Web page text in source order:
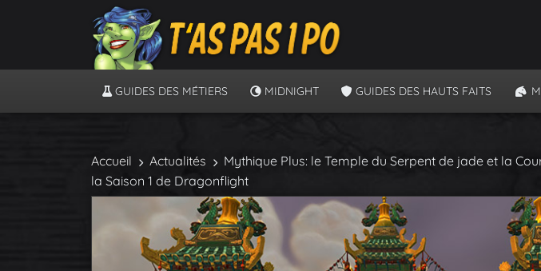
GUIDES DES MÉTIERS MIDNIGHT GUIDES DES HAUTS FAITS
Accueil Actualités
Mythique Plus: le Temple du Serpent de jade et la
la Saison 1 de Dragonflight